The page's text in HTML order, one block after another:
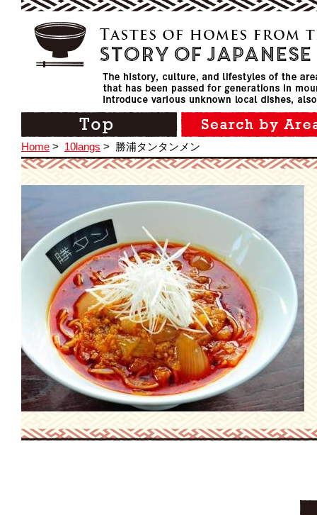
Home > 10langs > 勝浦タンタンメン